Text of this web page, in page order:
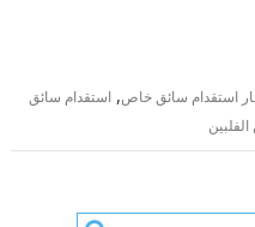
استقدام سائق خاص,استقدام سائق